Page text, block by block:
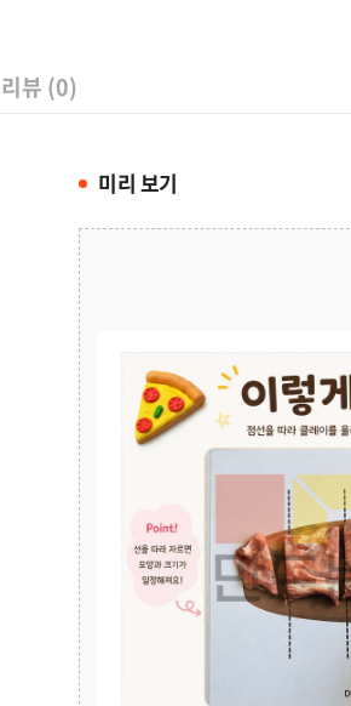
리뷰 (0)
미리 보기